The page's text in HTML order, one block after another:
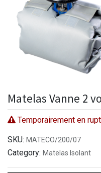
Matelas Vanne 2
Temporairement en
SKU: MATECO/200/07
Category: Matelas Isolant